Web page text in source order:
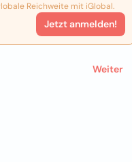
Reichweite mit iGlobal.
Jetzt anmelden!
Weiter